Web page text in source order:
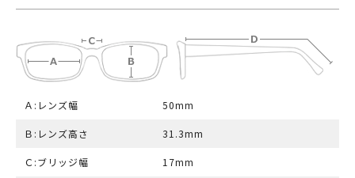
Ａ:レンズ幅 50mm
Ｂ:レンズ高さ 31.3mm
Ｃ:ブリッジ幅 17mm